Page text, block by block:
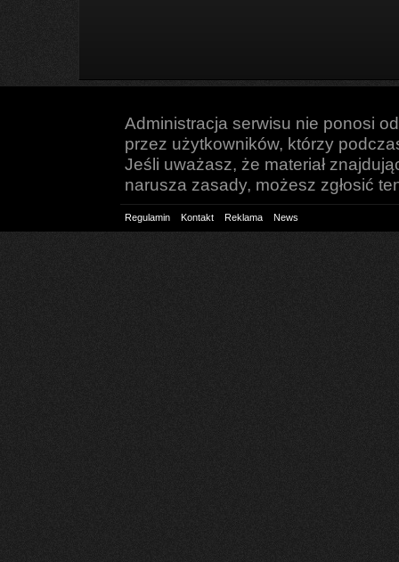
Administracja serwisu nie ponosi
przez użytkowników, którzy
Jeśli uważasz, że materiał
narusza zasady, możesz zgłosić
Regulamin Kontakt Reklama News